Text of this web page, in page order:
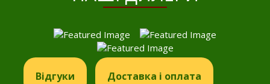
Відгуки Доставка і оплата